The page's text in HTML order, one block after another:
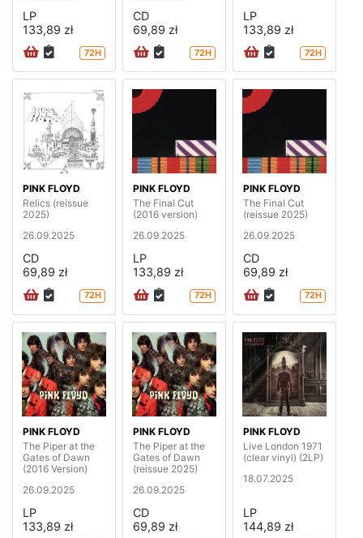
LP
133,89 zł
72H
CD
69,89 zł
72H
LP
133,89 zł
72H
PINK FLOYD
Relics (reissue
2025)
26.09.2025
CD
69,89 zł
72H
PINK FLOYD
The Final Cut
(2016 version)
26.09.2025
LP
133,89 zł
72H
PINK FLOYD
The Final Cut
(reissue 2025)
26.09.2025
CD
69,89 zł
72H
PINK FLOYD
The Piper at the
Gates of Dawn
(2016 Version)
26.09.2025
LP
133,89 zł
PINK FLOYD
The Piper at the
Gates of Dawn
(reissue 2025)
26.09.2025
CD
69,89 zł
PINK FLOYD
Live London 1971
(clear vinyl) (2LP)
18.07.2025
LP
144,89 zł